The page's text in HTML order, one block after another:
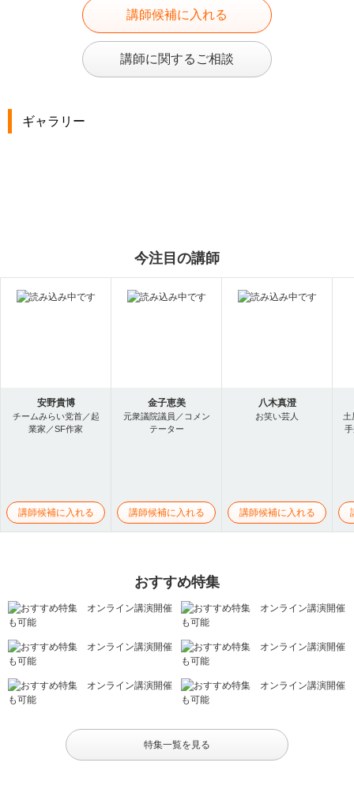
講師候補に入れる
講師に関するご相談
ギャラリー
今注目の講師
安野貴博
チームみらい党首／起
業家／SF作家
講師候補に入れる
金子恵美
元衆議院議員／コメン
テーター
講師候補に入れる
八木真澄
お笑い芸人
講師候補に入れる
土
おすすめ特集
特集一覧を見る